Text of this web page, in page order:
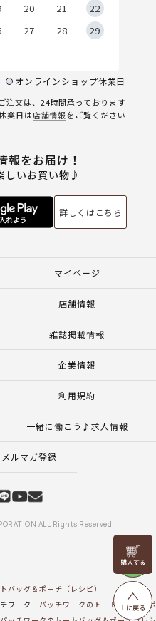
リリヤン
フェア
上に戻る
20 21
22
27 28
29
オンラインショップ休業日
注文は、24時間承っております
業日は店舗情報をご覧ください
報をお届け！
しいお買い物♪
詳しくはこちら
マイページ
店舗情報
雑誌掲載情報
企業情報
利用規約
一緒に働こう♪求人情報
ルマガ登録
ALL Rights Reserved
バッグ＆ポーチ（レシピ）
ワーク
パッチワークのトートバッグ＆